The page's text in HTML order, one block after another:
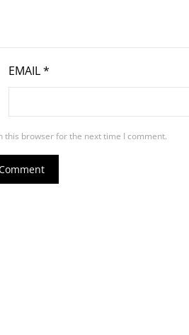
EMAIL*
this browser for the next time I comment.